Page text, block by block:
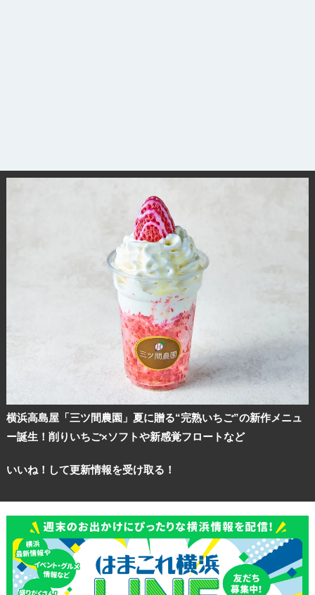
横浜高島屋「三ツ間農園」夏に贈る“完熟いちご”の新作メニュ
ー誕生！削りいちご×ソフトや新感覚フロートなど
いいね！して更新情報を受け取る！